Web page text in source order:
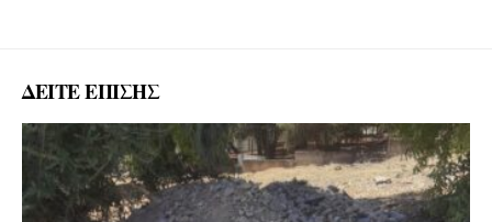
ΔΕΙΤΕ ΕΠΙΣΗΣ